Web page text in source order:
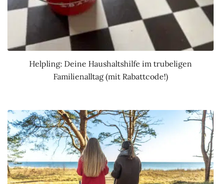
Helpling: Deine Haushaltshilfe im trubeligen
Familienalltag (mit Rabattcode!)